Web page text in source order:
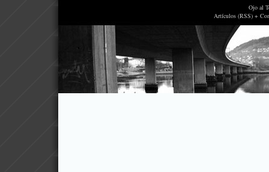
Ojo al
Artículos (RSS) +